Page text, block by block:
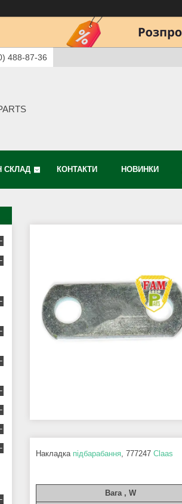
488-87-36
СКЛАД КОНТАКТИ НОВИНКИ
Накладка підбарабання , 777247 Claas
Вага , W